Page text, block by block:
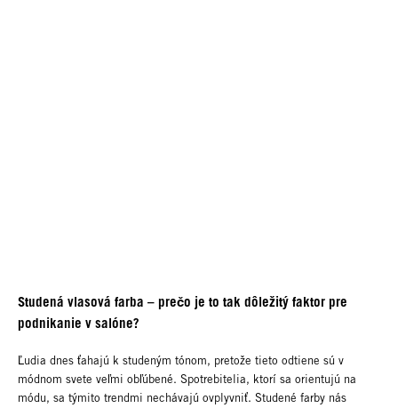
Studená vlasová farba – prečo je to tak dôležitý faktor pre
podnikanie v salóne?
Ľudia dnes ťahajú k studeným tónom, pretože tieto odtiene sú v
módnom svete veľmi obľúbené. Spotrebitelia, ktorí sa orientujú na
módu, sa týmito trendmi nechávajú ovplyvniť. Studené farby nás